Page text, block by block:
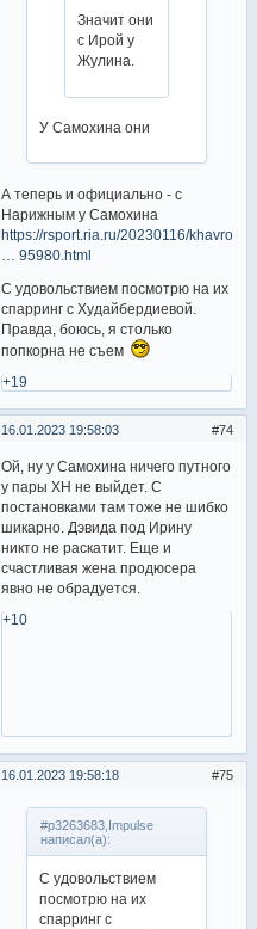
Значит они
с Ирой у
Жулина.
У Самохина они
А теперь и официально - с
Нарижным у Самохина
https://rsport.ria.ru/20230116/khavroni
… 95980.html
С удовольствием посмотрю на их
спарринг с Худайбердиевой.
Правда, боюсь, я столько
попкорна не съем
+19
74
16.01.2023 19:58:03
Ой, ну у Самохина ничего путного
у пары ХН не выйдет. С
постановками там тоже не шибко
шикарно. Дэвида под Ирину
никто не раскатит. Еще и
счастливая жена продюсера
явно не обрадуется.
+10
75
16.01.2023 19:58:18
#p3263683,Impulse
написал(а):
С удовольствием
посмотрю на их
спарринг с